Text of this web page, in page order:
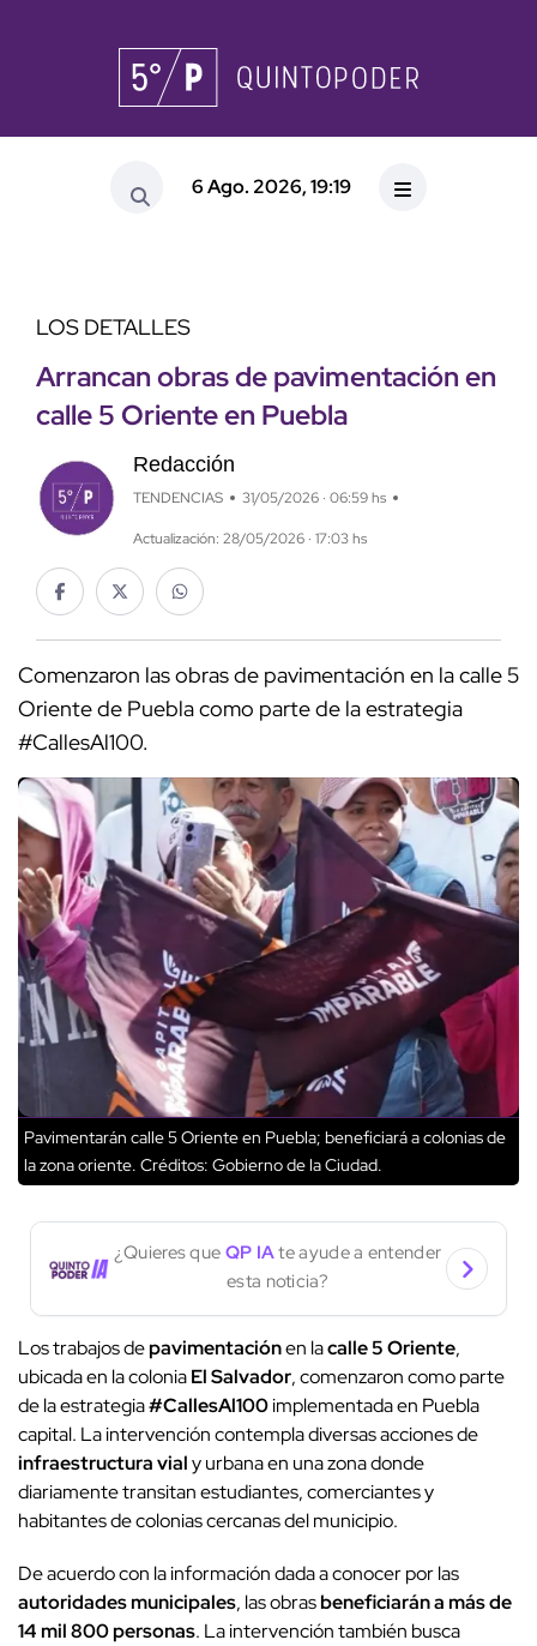
6 Ago. 2026, 19:19
LOS DETALLES
Arrancan obras de pavimentación en
calle 5 Oriente en Puebla
Redacción
TENDENCIAS 31/05/2026 · 06:59 hs
Actualización: 28/05/2026 · 17:03 hs
Comenzaron las obras de pavimentación en la calle 5
Oriente de Puebla como parte de la estrategia
#CallesAl100.
Pavimentarán calle 5 Oriente en Puebla; beneficiará a colonias de
la zona oriente. Créditos: Gobierno de la Ciudad.
¿Quieres que QP IAte ayude a entender
esta noticia?
Los trabajos depavimentaciónen lacalle 5 Oriente,
ubicada en la coloniaEl Salvador, comenzaron como parte
de la estrategia#CallesAl100implementada en Puebla
capital. La intervención contempla diversas acciones de
infraestructura vialy urbana en una zona donde
diariamente transitan estudiantes, comerciantes y
habitantes de colonias cercanas del municipio.
De acuerdo con la información dada a conocer por las
autoridades municipales, las obrasbeneficiarán a más de
14 mil 800 personas. La intervención también busca